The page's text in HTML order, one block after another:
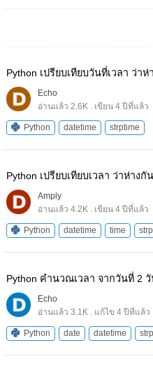
Python เปรียบเทียบวันที่เวลา ว่า
Echo
อ่านแล้ว 2.6K . เขียน 4 ปีที่แล้ว
Python datetime strptime
Python เปรียบเทียบเวลา ว่าห่าง
Amply
อ่านแล้ว 4.2K . เขียน 4 ปีที่แล้ว
Python datetime time
Python คำนวณเวลา จากวันที่ 2
Echo
อ่านแล้ว 3.1K . แก้ไข 4 ปีที่แล้ว
Python date datetime